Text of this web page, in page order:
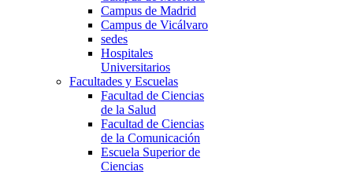
Campus de Madrid
Campus de Vicálvaro
sedes
Hospitales
Universitarios
Facultades y Escuelas
Facultad de Ciencias
de la Salud
Facultad de Ciencias
de la Comunicación
Escuela Superior de
Ciencias